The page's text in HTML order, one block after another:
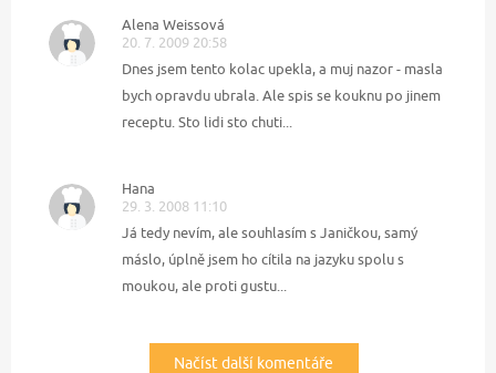
Alena Weissová
20. 7. 2009 20:58
Dnes jsem tento kolac upekla, a muj nazor - masla
bych opravdu ubrala. Ale spis se kouknu po jinem
receptu. Sto lidi sto chuti...
Hana
29. 3. 2008 11:10
Já tedy nevím, ale souhlasím s Janičkou, samý
máslo, úplně jsem ho cítila na jazyku spolu s
moukou, ale proti gustu...
Načíst další komentáře